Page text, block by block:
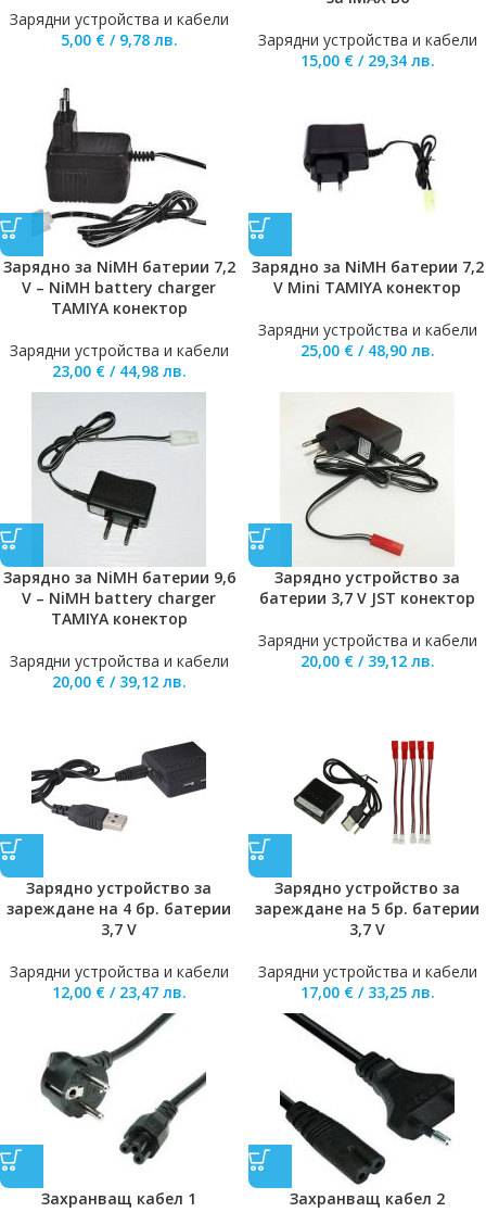
Зарядни устройства и кабели
5,00 € / 9,78 лв.
Зарядни устройства и кабели
15,00 € / 29,34 лв.
Зарядно за NiMH батерии 7,2
V – NiMH battery charger
TAMIYA конектор
Зарядни устройства и кабели
23,00 € / 44,98 лв.
Зарядно за NiMH батерии 7,2
V Mini TAMIYA конектор
Зарядни устройства и кабели
25,00 € / 48,90 лв.
Зарядно за NiMH батерии 9,6
V – NiMH battery charger
TAMIYA конектор
Зарядни устройства и кабели
20,00 € / 39,12 лв.
Зарядно устройство за
батерии 3,7 V JST конектор
Зарядни устройства и кабели
20,00 € / 39,12 лв.
Зарядно устройство за
зареждане на 4 бр. батерии
3,7 V
Зарядни устройства и кабели
12,00 € / 23,47 лв.
Зарядно устройство за
зареждане на 5 бр. батерии
3,7 V
Зарядни устройства и кабели
17,00 € / 33,25 лв.
Захранващ кабел 1 Захранващ кабел 2